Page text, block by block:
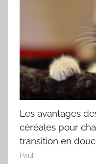
Les avantages
céréales pour
transition en
Paul